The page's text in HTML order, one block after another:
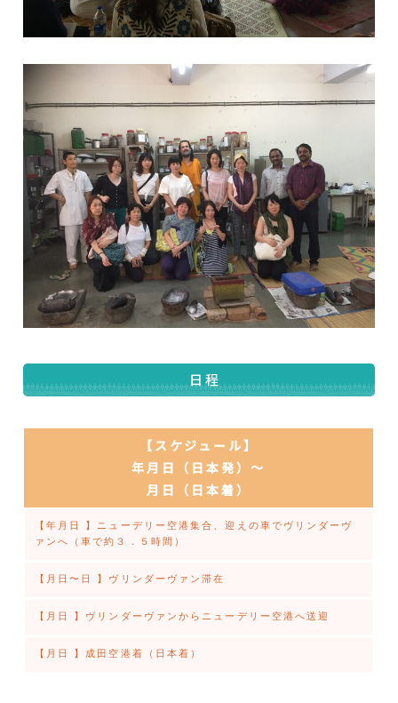
日程
【スケジュール】
年月日（日本発）〜
月日（日本着）
【年月日 】ニューデリー空港集合、迎えの車でヴリンダーヴ
ァンへ（車で約３．５時間）
【月日〜日 】ヴリンダーヴァン滞在
【月日 】ヴリンダーヴァンからニューデリー空港へ送迎
【月日 】成田空港着（日本着）